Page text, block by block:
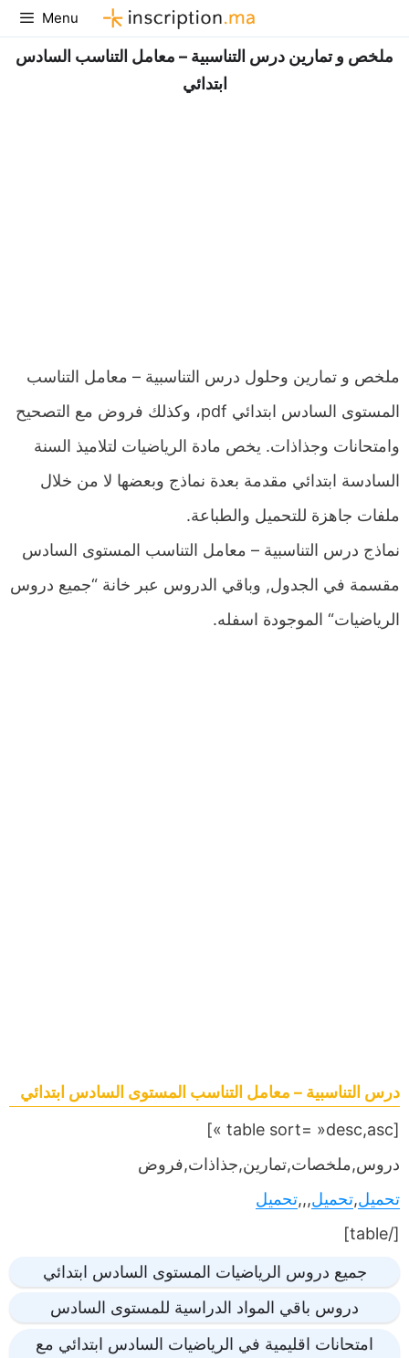
Aller
au
contenu
Menu
ملخص و تمارين درس التناسبية – معامل التناسب السادس
ابتدائي
ملخص و تمارين وحلول درس التناسبية – معامل التناسب
المستوى السادس ابتدائي pdf، وكذلك فروض مع التصحيح
وامتحانات وجذاذات. يخص مادة الرياضيات لتلاميذ السنة
السادسة ابتدائي مقدمة بعدة نماذج وبعضها لا من خلال
ملفات جاهزة للتحميل والطباعة.
نماذج درس التناسبية – معامل التناسب المستوى السادس
مقسمة في الجدول, وباقي الدروس عبر خانة “جميع دروس
الرياضيات“ الموجودة اسفله.
درس التناسبية – معامل التناسب المستوى السادس ابتدائي
[table sort= »desc,asc »]
دروس,ملخصات,تمارين,جذاذات,فروض
تحميل,تحميل,,,تحميل
[/table]
جميع دروس الرياضيات المستوى السادس ابتدائي
دروس باقي المواد الدراسية للمستوى السادس
امتحانات اقليمية في الرياضيات السادس ابتدائي مع